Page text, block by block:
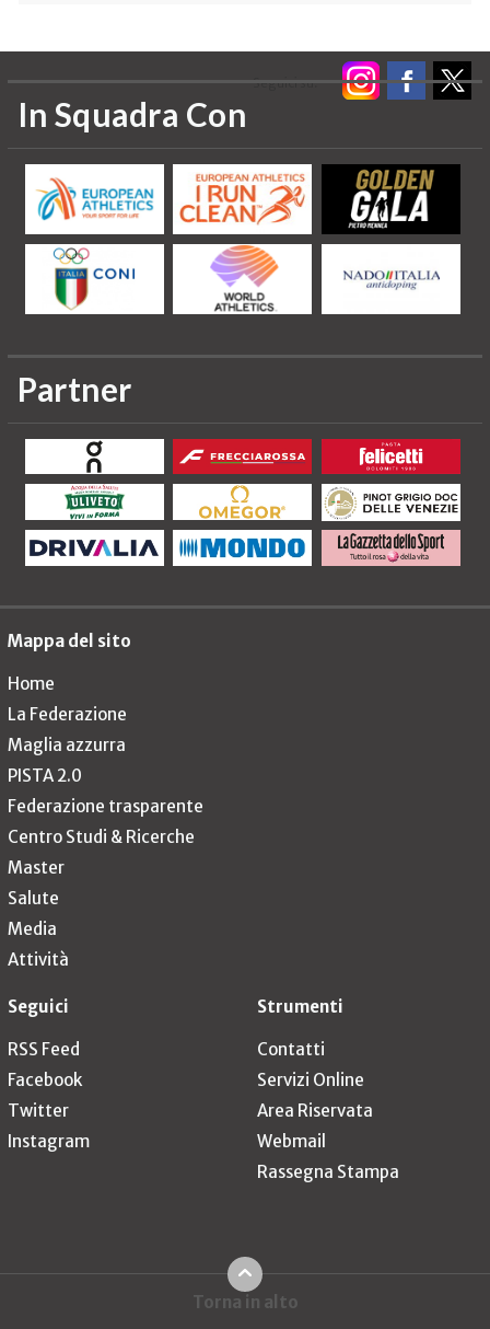
Seguici su:
In Squadra Con
Partner
Mappa del sito
Home
La Federazione
Maglia azzurra
PISTA 2.0
Federazione trasparente
Centro Studi & Ricerche
Master
Salute
Media
Attività
Seguici
RSS Feed
Facebook
Twitter
Instagram
Strumenti
Contatti
Servizi Online
Area Riservata
Webmail
Rassegna Stampa
Torna in alto